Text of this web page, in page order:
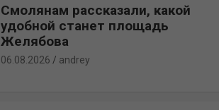
Смолянам рассказали, какой
удобной станет площадь
Желябова
06.08.2026 andrey